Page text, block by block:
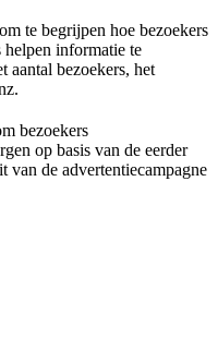
te begrijpen hoe bezoekers
helpen informatie te
aantal bezoekers, het
bezoekers
op basis van de eerder
van de advertentiecampagne